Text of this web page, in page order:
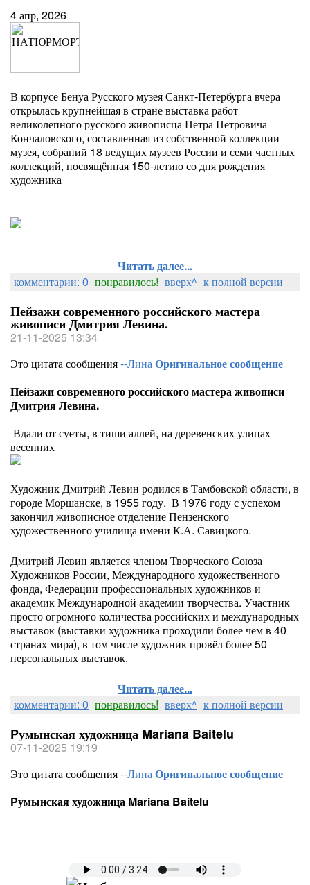
4 апр, 2026
В корпусе Бенуа Русского музея Санкт-Петербурга вчера
открылась крупнейшая в стране выставка работ
великолепного русского живописца Петра Петровича
Кончаловского, составленная из собственной коллекции
музея, собраний 18 ведущих музеев России и семи частных
коллекций, посвящённая 150-летию со дня рождения
художника
Читать далее...
комментарии: 0 понравилось! вверх^ к полной версии
Пейзажи современного российского мастера
живописи Дмитрия Левина.
21-11-2025 13:34
Это цитата сообщения--ЛинаОригинальное сообщение
Пейзажи современного российского мастера живописи
Дмитрия Левина.
Вдали от суеты, в тиши аллей, на деревенских улицах
весенних
Художник Дмитрий Левин родился в Тамбовской области, в
городе Моршанске, в 1955 году. В 1976 году с успехом
закончил живописное отделение Пензенского
художественного училища имени К.А. Савицкого.
Дмитрий Левин является членом Творческого Союза
Художников России, Международного художественного
фонда, Федерации профессиональных художников и
академик Международной академии творчества. Участник
просто огромного количества российских и международных
выставок (выставки художника проходили более чем в 40
странах мира), в том числе художник провёл более 50
персональных выставок.
Читать далее...
комментарии: 0 понравилось! вверх^ к полной версии
Pумынская художница Mariana Baitelu
07-11-2025 19:19
Это цитата сообщения--ЛинаОригинальное сообщение
Pумынская художница Mariana Baitelu